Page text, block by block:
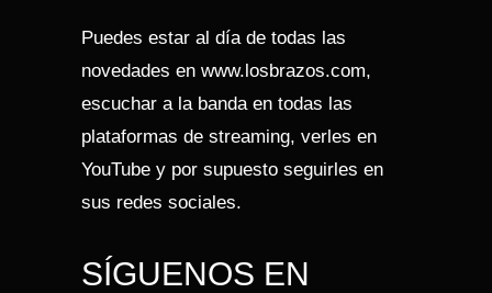
Puedes estar al día de todas las
novedades en www.losbrazos.com,
escuchar a la banda en todas las
plataformas de streaming, verles en
YouTube y por supuesto seguirles en
sus redes sociales.
SÍGUENOS EN